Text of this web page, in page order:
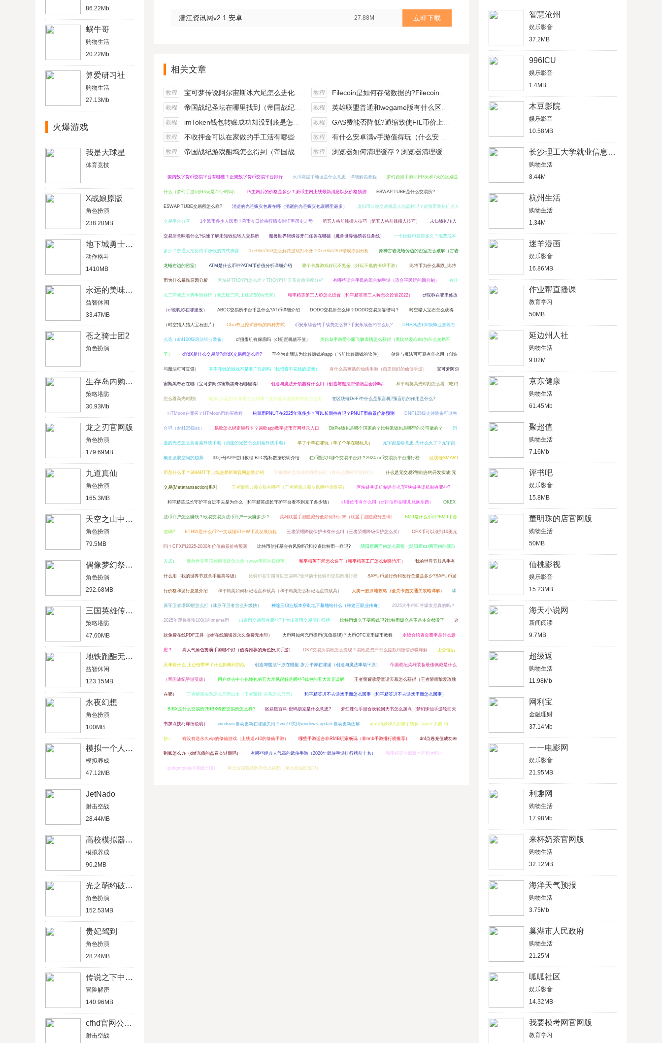
86.22Mb
蜗牛哥
购物生活
20.22Mb
算爱研习社
购物生活
27.13Mb
火爆游戏
我是大球星
体育竞技
X战娘原版
角色扮演
238.20MB
地下城勇士官网版
动作格斗
1410MB
永远的美味星球4破解版
益智休闲
33.47MB
苍之骑士团2
角色扮演
生存岛内购破解版
策略塔防
30.93Mb
龙之刃官网版
角色扮演
179.69MB
九道真仙
角色扮演
165.3MB
天空之山中文破解版
角色扮演
79.5MB
偶像梦幻祭2官方版
角色扮演
292.68MB
三国英雄传单机版
策略塔防
47.60MB
地铁跑酷无限金币版
益智休闲
123.15MB
永夜幻想
角色扮演
100MB
模拟一个人一生
模拟养成
47.12MB
JetNado
射击空战
28.44MB
高校模拟器中文版
模拟养成
96.2MB
光之萌约破解版
角色扮演
152.53MB
贵妃驾到
角色扮演
28.24MB
传说之下中文汉化版
冒险解密
140.96MB
cfhd官网公测版
射击空战
潜江资讯网v2.1 安卓 27.88M 立即下载
相关文章
教程 宝可梦传说阿尔宙斯冰六尾怎么进化（宝可梦冰六尾怎么得） 教程 Filecoin是如何存储数据的?Filecoin的价值体现和未来前景分析
教程 帝国战纪圣坛在哪里找到（帝国战纪游戏攻略） 教程 英雄联盟普通和wegame版有什么区别（英雄联盟wegame版和英雄联盟）
教程 imToken钱包转账成功却没到账是怎么回事? 教程 GAS费能否降低?通缩致使FIL币价上涨,近看1000U
教程 不收押金可以在家做的手工活有哪些？四个可以操作的小项目真是可靠 教程 有什么安卓满v手游值得玩（什么安卓手游好玩）
教程 帝国战纪游戏船坞怎么得到（帝国战纪战役攻略） 教程 浏览器如何清理缓存？浏览器清理缓存快捷键
国内数字货币交易平台有哪些？正规数字货币交易平台排行 火币网提币地址是什么意思，详细解说教程 梦幻西游手游回归3天和7天的区别是
什么（梦幻手游回归3天是72小时吗） Pi主网后的价格是多少？派币主网上线最新消息以及价格预测 ESWAP.TUBE是什么交易所?
ESWAP.TUBE交易所怎么样? 消逝的光芒赈灾包裹在哪（消逝的光芒赈灾包裹哪里最多） 虚拟币自动交易机器人能盈利吗？虚拟币量化机器人
交易平台分享 1个派币多少人民币？Pi币今日价格行情实时汇率历史走势 第五人格前锋撞人技巧（第五人格前锋撞人技巧） 未知钱包转入
交易所意味着什么?快速了解未知钱包转入交易所 魔兽世界锦绣谷开门任务在哪接（魔兽世界锦绣谷任务线） 一个比特币要挖多久？电费成本
多少？普通人挖比特币赚钱的方式步骤 0xe06d7363怎么解决游戏打不开？0xe06d7363错误原因分析 原神古岩龙蜥旁边的密室怎么破解（古岩
龙蜥右边的密室） ATM是什么币种?ATM币价值分析详细介绍 哪个卡牌游戏好玩不氪金（好玩不氪的卡牌手游） 比特币为什么暴跌_比特
币为什么暴跌原因分析 区块链TROY币怎么样？TROY币前景及价值深度分析 有哪些适合平民的回合制手游（适合平民玩的回合制） 有什
么三国变态卡牌手游好玩（变态版三国,上线送500w元宝） 和平精英第三人称怎么设置（和平精英第三人称怎么设置2022） cf昵称在哪里修改
（cf改昵称在哪里改） ABCC交易所平台币是什么?AT币详细介绍 DODO交易所怎么样？DODO交易所靠谱吗？ 时空猎人宝石怎么获得
（时空猎人猎人宝石图片） Chia奇亚挖矿赚钱的四种方式 币安永续合约手续费怎么算?币安永续合约怎么玩? DNF风法100级毕业套装怎
么选（dnf100级风法毕业装备） cf扭蛋机有保底吗（cf扭蛋机值不值） 奥比岛手游爱心眼飞吻表情怎么获得（奥比岛爱心白t为什么交易不
了） dYdX是什么交易所?dYdX交易所怎么样? 至今为止我认为比较赚钱的app（当前比较赚钱的软件） 创造与魔法可可豆有什么用（创造
与魔法可可豆饼） 有不花钱的游戏不是看广告的吗（我想看不花钱的游戏） 有什么高画质的仙侠手游（画质很好的仙侠手游） 宝可梦阿尔
宙斯黑奇石在哪（宝可梦阿尔宙斯黑奇石哪里得） 创造与魔法开锁器有什么用（创造与魔法带锁物品会掉吗） 和平精英高光时刻怎么看（吃鸡
怎么看高光时刻） 电脑上u盘打不开是怎么回事？竟然提示需要格式化怎么办 在区块链DeFi中什么是预言机?预言机的作用是什么?
HTMoon在哪买？HTMoon币购买教程 松鼠币PNUT在2025年涨多少？可以长期持有吗？PNUT币前景价格预测 DNF105级史诗装备可以融
合吗（dnf105级ss） 易欧怎么绑定银行卡？易欧app数字货币官网登录入口 BitPie钱包是哪个国家的？比特派钱包是哪里的公司做的？ 消
逝的光芒怎么装备紫外线手电（消逝的光芒怎么用紫外线手电） 羊了个羊在哪玩（羊了个羊在哪玩儿） 元宇宙是啥意思 为什么火了？元宇宙
概念发展空间的趋势 非小号APP使用教程:BTC指标数据说明介绍 在币圈买U哪个交易平台好？2024 u币交易所平台排行榜 区块链SMART
币是什么币？SMART币上线交易所和官网总量介绍 手机即时类游戏有哪些好玩（有什么即时手游好玩） 什么是元交易?智能合约开发实战:元
交易(Metatransaction)系列一 王者荣耀典藏皮肤有哪些（王者荣耀典藏皮肤哪些值得买） 区块链共识机制是什么?区块链共识机制有哪些?
和平精英成长守护平台进不去是为什么（和平精英成长守护平台看不到充了多少钱） cf排位币有什么用（cf排位币在哪儿兑换东西） OKEX
法币商户怎么赚钱？欧易交易所法币商户一天赚多少？ 英雄联盟手游隐藏分低如何补回来（联盟手游隐藏分查询） BMJ是什么币种?BMJ币合
法吗? ETHW是什么币?一文读懂ETHW币及发展历程 王者荣耀降段保护卡有什么用（王者荣耀降级保护怎么买） CFX币可以涨到10美元
吗？CFX币2025-2030年价值前景价格预测 比特币信托基金有风险吗?和投资比特币一样吗? 阴阳师两面佛怎么获得（阴阳师ssr两面佛的获取
方式） 魔兽世界黑暗神殿项链怎么拿（wow黑暗神殿掉落） 和平精英车间怎么造车（和平精英工厂怎么制造汽车） 我的世界节肢杀手有
什么用（我的世界节肢杀手最高等级） 比特币在中国可以交易吗?全球前十比特币交易所排行榜 SAFU币发行价和发行总量是多少?SAFU币发
行价格和发行总量介绍 和平精英如何标记地点和载具（和平精英怎么标记地点或载具） 人类一败涂地攻略（全关卡图文通关攻略详解) 冰
原守卫者塔60层怎么打（冰原守卫者怎么升级快） 神途三职业版本穿刺地下墓地给什么（神途三职业传奇） 2025大牛市即将爆发是真的吗？
2025年即将暴涨100倍的meme币 山寨币交易所有哪些?十大山寨币交易所排行榜 比特币爆仓了要赔钱吗?比特币爆仓是不是本金都没了 这
款免费在线PDF工具（pdf在线编辑器永久免费无水印） 火币网如何充币提币(充值提现)？火币OTC充币提币教程 永续合约资金费率是什么意
思？ 高人气角色扮演手游哪个好（值得推荐的角色扮演手游） OKY交易所易欧怎么提现？易欧总资产怎么提款到微信步骤详解 上公链后
意味着什么 上公链带来了什么影响和挑战 创造与魔法平原在哪里 岁月平原在哪里（创造与魔法丰颂平原） 帝国战纪英雄装备最佳佩戴是什么
（帝国战纪手游英雄） 用户对去中心化钱包的五大常见误解是哪些?钱包的五大常见误解 王者荣耀挚爱童话天幕怎么获得（王者荣耀挚爱玫瑰
在哪） 王者荣耀关系怎么显示出来（王者荣耀 关系怎么显示） 和平精英进不去游戏里面怎么回事（和平精英进不去游戏里面怎么回事）
BIBX是什么交易所?BIBX蜂蜜交易所怎么样? 区块链百科:密码朋克是什么意思? 梦幻诛仙手游合欢轮回天书怎么加点（梦幻诛仙手游轮回天
书加点技巧详细说明） windows自动更新在哪里关闭？win10关闭windows update自动更新图解 gta5巧妙和大胆哪个钱多（gta5 大胆 巧
妙） 有没有送永久vip的修仙游戏（上线送v10的修仙手游） 哪些手游适合非RMB玩家畅玩（非rmb手游排行榜推荐） dnf点卷充值成功未
到账怎么办（dnf充值的点卷会过期吗） 有哪些经典人气高的武侠手游（2020年武侠手游排行榜前十名） 和平精英内部版本区别大吗？
（pubgmobile内测版介绍） 星之彼端强势阵容怎么搭配（星之彼端好玩吗）
智慧沧州
娱乐影音
37.2MB
996ICU
娱乐影音
1.4MB
木豆影院
娱乐影音
10.58MB
长沙理工大学就业信息网学生信息管理平台
购物生活
8.44M
杭州生活
购物生活
1.34M
迷羊漫画
娱乐影音
16.86MB
作业帮直播课
教育学习
50MB
延边州人社
购物生活
9.02M
京东健康
购物生活
61.45Mb
聚超值
购物生活
7.16Mb
评书吧
娱乐影音
15.8MB
董明珠的店官网版
购物生活
50MB
仙桃影视
娱乐影音
15.23MB
海天小说网
新闻阅读
9.7MB
超级返
购物生活
11.98Mb
网利宝
金融理财
37.14Mb
一一电影网
娱乐影音
21.95MB
利趣网
购物生活
17.98Mb
来杯奶茶官网版
购物生活
32.12MB
海洋天气预报
购物生活
3.75Mb
巢湖市人民政府
购物生活
21.25M
呱呱社区
娱乐影音
14.32MB
我要模考网官网版
教育学习